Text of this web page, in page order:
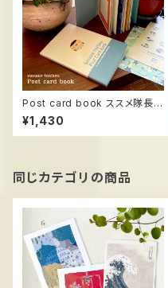
Post card book ススメ隊長
＊全16枚
¥1,430
同じカテゴリの商品